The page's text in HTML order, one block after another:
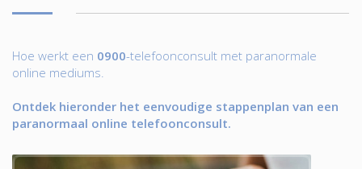
Hoe werkt een 0900-telefoonconsult met paranormale
online mediums.
Ontdek hieronder het eenvoudige stappenplan van een
paranormaal online telefoonconsult.